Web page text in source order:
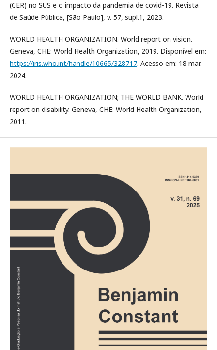
(CER) no SUS e o impacto da pandemia de covid-19. Revista
de Saúde Pública, [São Paulo], v. 57, supl.1, 2023.
WORLD HEALTH ORGANIZATION. World report on vision.
Geneva, CHE: World Health Organization, 2019. Disponível em:
https://iris.who.int/handle/10665/328717. Acesso em: 18 mar.
2024.
WORLD HEALTH ORGANIZATION; THE WORLD BANK. World
report on disability. Geneva, CHE: World Health Organization,
2011.